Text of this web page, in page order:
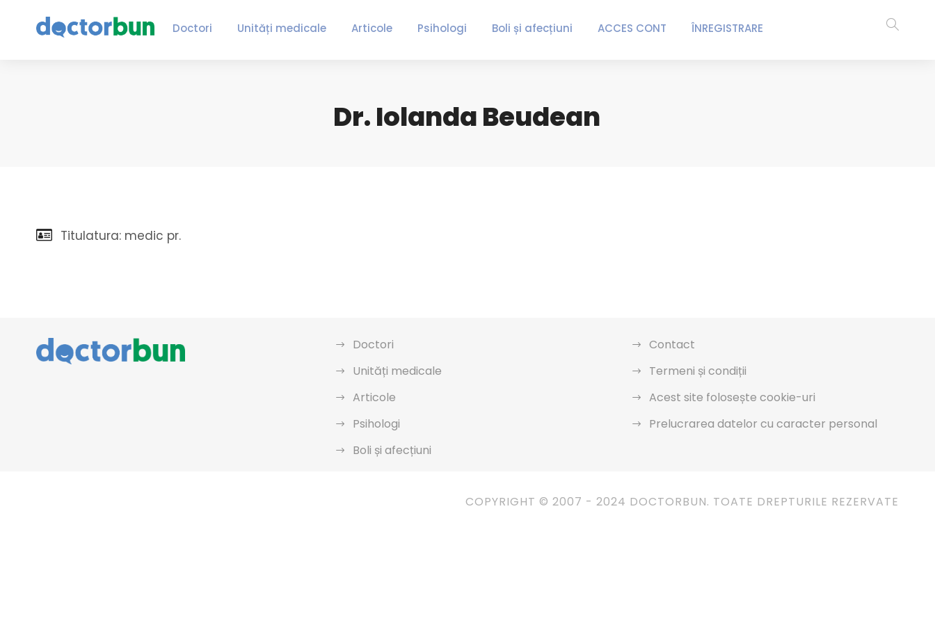
Doctori Unități medicale Articole Psihologi Boli și afecțiuni ACCES CONT ÎNREGISTRARE
Dr. Iolanda Beudean
Titulatura: medic pr.
Doctori
Unități medicale
Articole
Psihologi
Boli și afecțiuni
Contact
Termeni și condiții
Acest site folosește cookie-uri
Prelucrarea datelor cu caracter personal
COPYRIGHT © 2007 - 2024 DOCTORBUN. TOATE DREPTURILE REZERVATE